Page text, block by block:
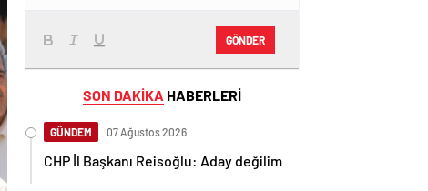
GÖNDER
SON DAKİKA HABERLERİ
GÜNDEM 07 Ağustos 2026
CHP İl Başkanı Reisoğlu: Aday değilim